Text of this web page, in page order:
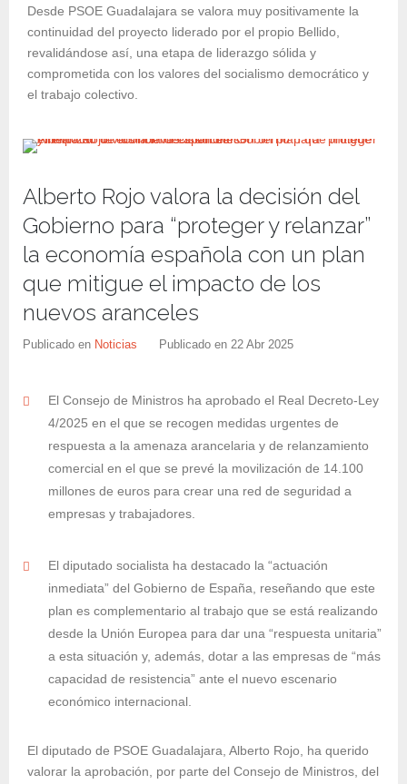
Desde PSOE Guadalajara se valora muy positivamente la
continuidad del proyecto liderado por el propio Bellido,
revalidándose así, una etapa de liderazgo sólida y
comprometida con los valores del socialismo democrático y
el trabajo colectivo.
Alberto Rojo valora la decisión del
Gobierno para “proteger y relanzar”
la economía española con un plan
que mitigue el impacto de los
nuevos aranceles
Publicado en Noticias Publicado en 22 Abr 2025
El Consejo de Ministros ha aprobado el Real Decreto-Ley
4/2025 en el que se recogen medidas urgentes de
respuesta a la amenaza arancelaria y de relanzamiento
comercial en el que se prevé la movilización de 14.100
millones de euros para crear una red de seguridad a
empresas y trabajadores.
El diputado socialista ha destacado la “actuación
inmediata” del Gobierno de España, reseñando que este
plan es complementario al trabajo que se está realizando
desde la Unión Europea para dar una “respuesta unitaria”
a esta situación y, además, dotar a las empresas de “más
capacidad de resistencia” ante el nuevo escenario
económico internacional.
El diputado de PSOE Guadalajara, Alberto Rojo, ha querido
valorar la aprobación, por parte del Consejo de Ministros, del